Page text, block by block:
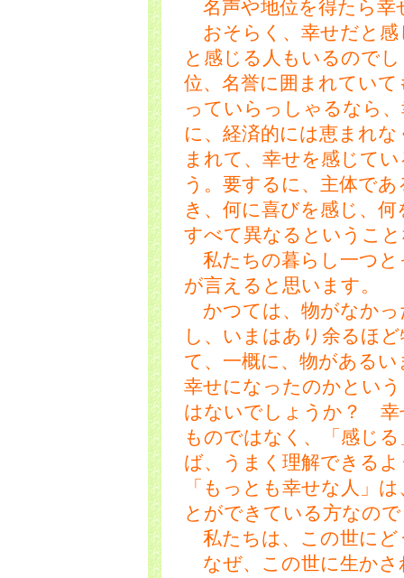
名声や地位を得たら幸
おそらく、幸せだと感
と感じる人もいるので
位、名誉に囲まれてい
っていらっしゃるなら
に、経済的には恵まれ
まれて、幸せを感じて
う。要するに、主体で
き、何に喜びを感じ、
すべて異なるというこ
私たちの暮らし一つと
が言えると思います。
かつては、物がなかっ
し、いまはあり余るほ
て、一概に、物がある
幸せになったのかとい
はないでしょうか？ 幸
ものではなく、「感じ
ば、うまく理解できる
「もっとも幸せな人」
とができている方なの
私たちは、この世にど
なぜ、この世に生かさ